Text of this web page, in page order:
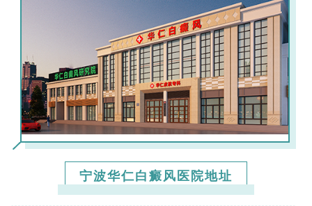
宁波华仁白癜风医院地址